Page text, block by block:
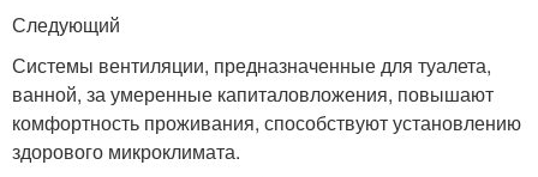
Следующий
Системы вентиляции, предназначенные для туалета,
ванной, за умеренные капиталовложения, повышают
комфортность проживания, способствуют установлению
здорового микроклимата.